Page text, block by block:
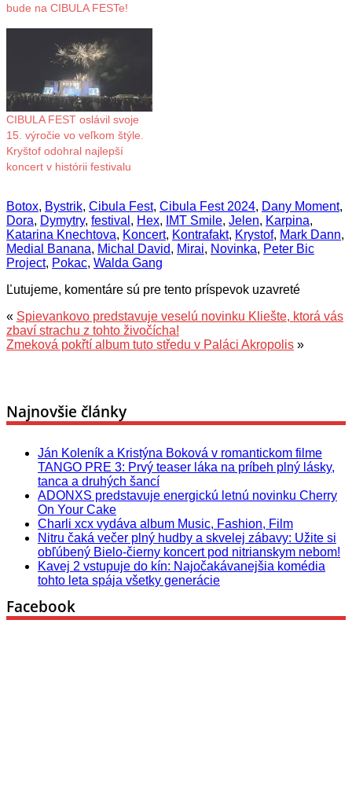
bude na CIBULA FESTe!
CIBULA FEST oslávil svoje
15. výročie vo veľkom štýle.
Kryštof odohral najlepší
koncert v histórii festivalu
Botox, Bystrik, Cibula Fest, Cibula Fest 2024, Dany Moment,
Dora, Dymytry, festival , Hex, IMT Smile, Jelen, Karpina,
Katarina Knechtova, Koncert, Kontrafakt, Krystof, Mark Dann,
Medial Banana, Michal David, Mirai, Novinka, Peter Bic
Project, Pokac, Walda Gang
Ľutujeme, komentáre sú pre tento príspevok uzavreté
« Spievankovo predstavuje veselú novinku Kliešte, ktorá vás
zbaví strachu z tohto živočícha!
Zmeková pokřtí album tuto středu v Paláci Akropolis »
Najnovšie články
Ján Koleník a Kristýna Boková v romantickom filme
TANGO PRE 3: Prvý teaser láka na príbeh plný lásky,
tanca a druhých šancí
ADONXS predstavuje energickú letnú novinku Cherry
On Your Cake
Charli xcx vydáva album Music, Fashion, Film
Nitru čaká večer plný hudby a skvelej zábavy: Užite si
obľúbený Bielo-čierny koncert pod nitrianskym nebom!
Kavej 2 vstupuje do kín: Najočakávanejšia komédia
tohto leta spája všetky generácie
Facebook